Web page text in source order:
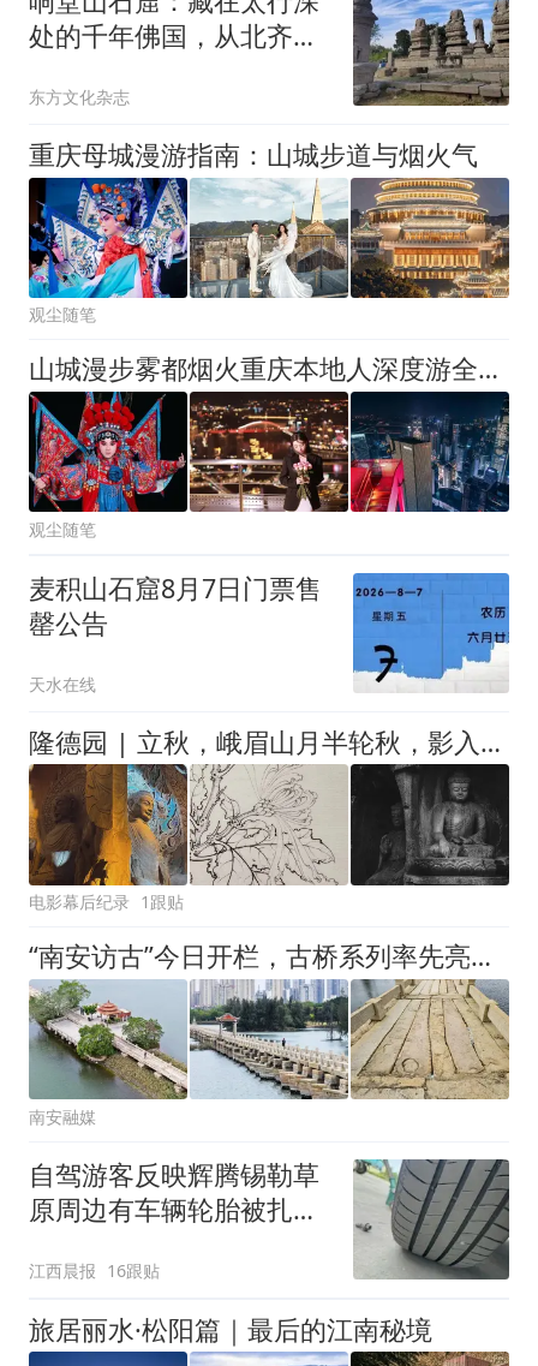
处的千年佛国，从北齐皇
东方文化杂志
重庆母城漫游指南：山城步道与烟火气
观尘随笔
山城漫步雾都烟火重庆本地人深度游全攻略
观尘随笔
麦积山石窟8月7日门票售
罄公告
天水在线
隆德园 | 立秋，峨眉山月半轮秋，影入平羌江水流
电影幕后纪录 1跟贴
“南安访古”今日开栏，古桥系列率先亮相！
南安融媒
自驾游客反映辉腾锡勒草
原周边有车辆轮胎被扎，
元，官方发布情况通报
江西晨报 16跟贴
旅居丽水·松阳篇｜最后的江南秘境